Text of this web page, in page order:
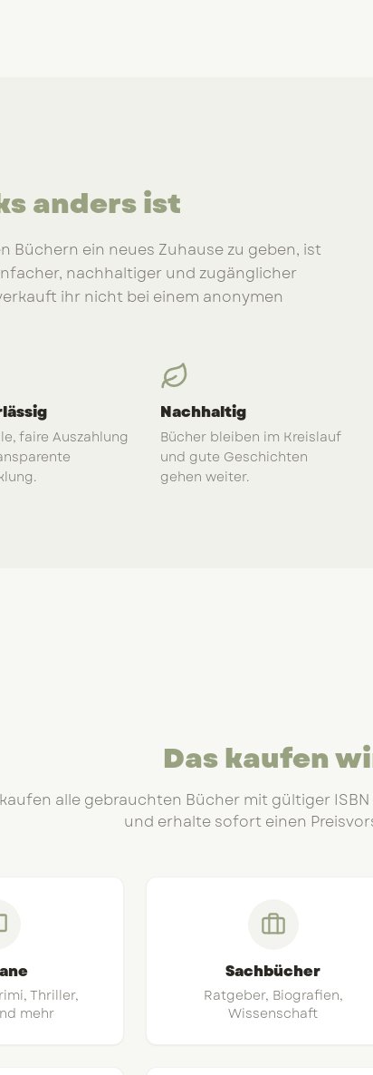
anders ist
Büchern ein neues Zuhause zu geben, ist
nachhaltiger und zugänglicher
ihr nicht bei einem anonymen
faire Auszahlung
Nachhaltig
Bücher bleiben im Kreislauf
und gute Geschichten
gehen weiter.
Das kaufen
alle gebrauchten Bücher mit gültiger ISBN
und erhalte sofort einen
Thriller,
mehr
Sachbücher
Ratgeber, Biografien,
Wissenschaft